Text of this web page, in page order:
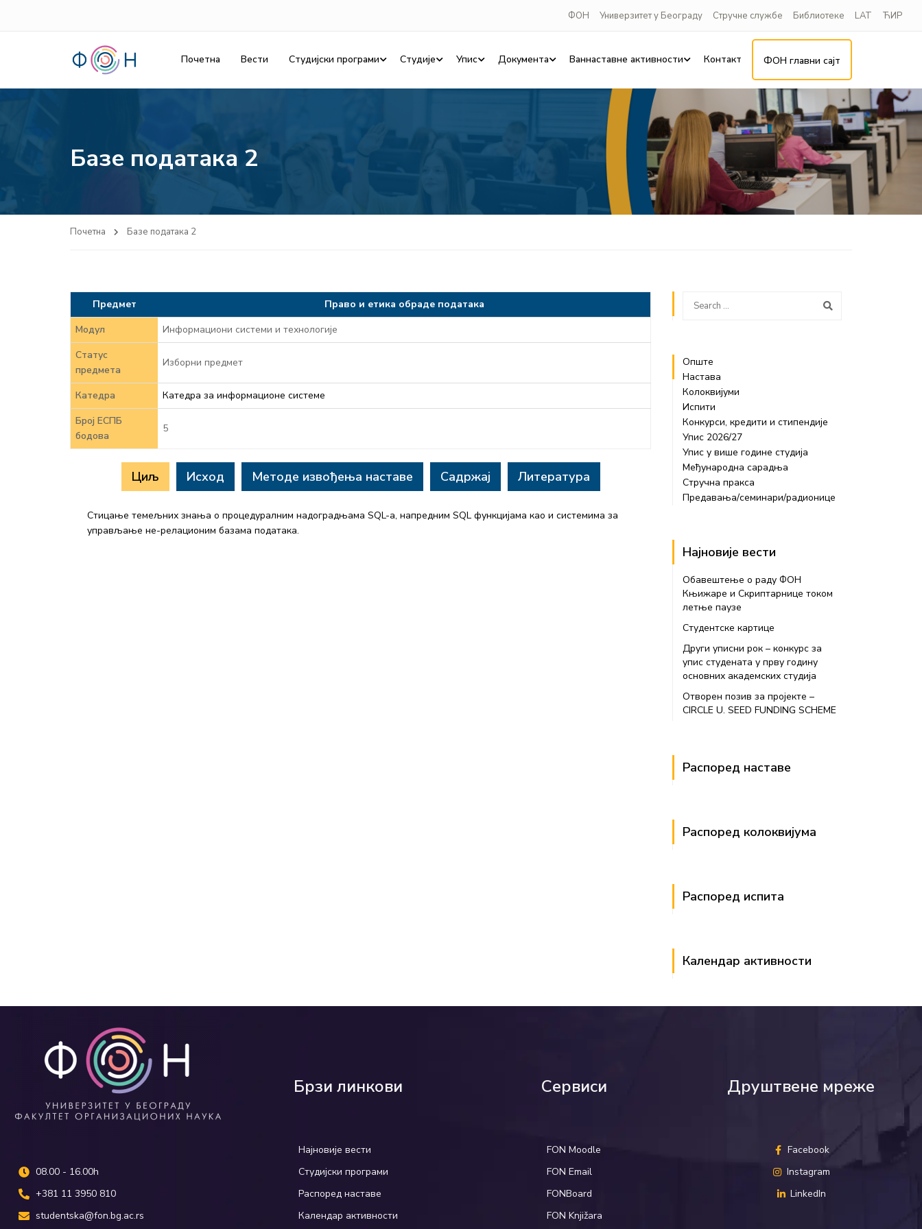
ФОН Универзитет у Београду Стручне службе Библиотеке LAT ЋИР
Почетна Вести Студијски програми Студије Упис Документа Ваннаставне активности Контакт ФОН главни сајт
Базе података 2
Почетна Базе података 2
Предмет
Право и етика обраде података
Модул
Информациони системи и технологије
Статус
предмета
Изборни предмет
Катедра
Катедра за информационе системе
Број ЕСПБ
бодова
5
Циљ Исход Методе извођења наставе Садржај Литература
Стицање темељних знања о процедуралним надоградњама SQL-a, напредним SQL функцијама као и системима за
управљање не-релационим базама података.
Опште
Настава
Колоквијуми
Испити
Конкурси, кредити и стипендије
Упис 2026/27
Упис у више године студија
Међународна сарадња
Стручна пракса
Предавања/семинари/радионице
Најновије вести
Обавештење о раду ФОН
Књижаре и Скриптарнице током
летње паузе
Студентске картице
Други уписни рок – конкурс за
упис студената у прву годину
основних академских студија
Отворен позив за пројекте –
CIRCLE U. SEED FUNDING SCHEME
Распоред наставе
Распоред колоквијума
Распоред испита
Календар активности
08.00 - 16.00h
+381 11 3950 810
studentska@fon.bg.ac.rs
Брзи линкови
Најновије вести
Студијски програми
Распоред наставе
Календар активности
Сервиси
FON Moodle
FON Email
FONBoard
FON Knjižara
Друштвене мреже
Facebook
Instagram
LinkedIn